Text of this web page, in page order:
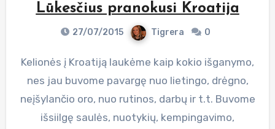
Lūkesčius pranokusi Kroatija
27/07/2015 Tigrera 0
Kelionės į Kroatiją laukėme kaip kokio išganymo,
nes jau buvome pavargę nuo lietingo, drėgno,
neįšylančio oro, nuo rutinos, darbų ir t.t. Buvome
išsiilgę saulės, nuotykių, kempingavimo,